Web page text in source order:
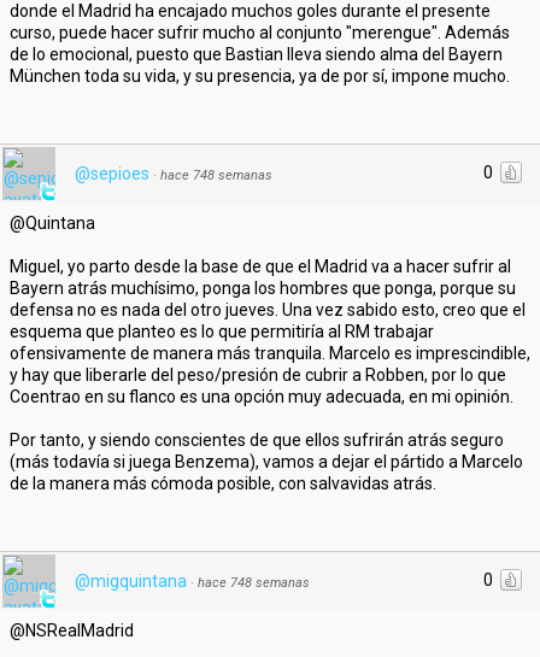
donde el Madrid ha encajado muchos goles durante el presente
curso, puede hacer sufrir mucho al conjunto "merengue". Además
de lo emocional, puesto que Bastian lleva siendo alma del Bayern
München toda su vida, y su presencia, ya de por sí, impone mucho.
0
@sepioes · hace 748 semanas
@Quintana
Miguel, yo parto desde la base de que el Madrid va a hacer sufrir al
Bayern atrás muchísimo, ponga los hombres que ponga, porque su
defensa no es nada del otro jueves. Una vez sabido esto, creo que el
esquema que planteo es lo que permitiría al RM trabajar
ofensivamente de manera más tranquila. Marcelo es imprescindible,
y hay que liberarle del peso/presión de cubrir a Robben, por lo que
Coentrao en su flanco es una opción muy adecuada, en mi opinión.
Por tanto, y siendo conscientes de que ellos sufrirán atrás seguro
(más todavía si juega Benzema), vamos a dejar el pártido a Marcelo
de la manera más cómoda posible, con salvavidas atrás.
0
@migquintana · hace 748 semanas
@NSRealMadrid